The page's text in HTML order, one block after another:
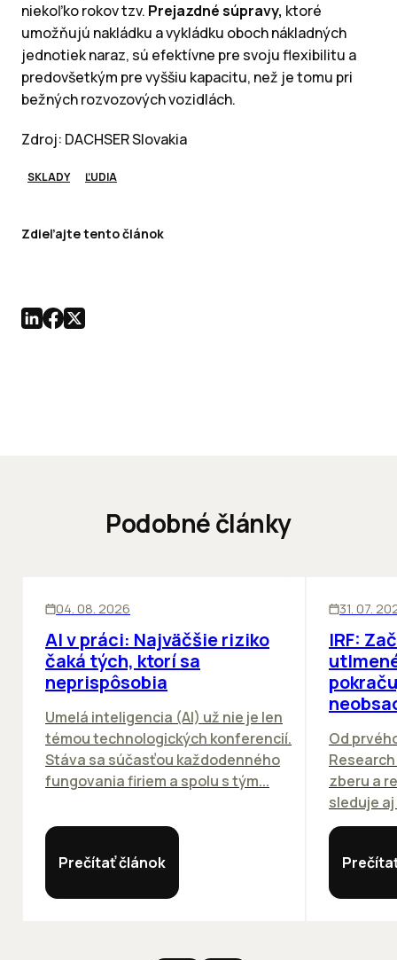
niekoľko rokov tzv. Prejazdné súpravy, ktoré
umožňujú nakládku a vykládku oboch nákladných
jednotiek naraz, sú efektívne pre svoju flexibilitu a
predovšetkým pre vyššiu kapacitu, než je tomu pri
bežných rozvozových vozidlách.
Zdroj: DACHSER Slovakia
SKLADY ĽUDIA
Zdieľajte tento článok
Podobné články
04. 08. 2026
AI v práci: Najväčšie riziko
čaká tých, ktorí sa
neprispôsobia
Umelá inteligencia (AI) už nie je len
témou technologických konferencií.
Stáva sa súčasťou každodenného
fungovania firiem a spolu s tým...
Prečítať článok
31. 07.
IRF:
Od
zberu a
sleduje